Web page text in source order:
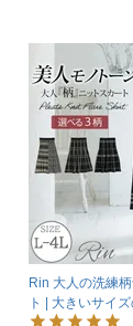
Rin 大人の洗練
ト | 大きいサイ